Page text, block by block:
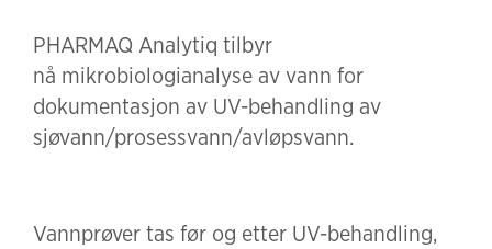
PHARMAQ Analytiq tilbyr
nå mikrobiologianalyse av vann for
dokumentasjon av UV-behandling av
sjøvann/prosessvann/avløpsvann.
Vannprøver tas før og etter UV-behandling,